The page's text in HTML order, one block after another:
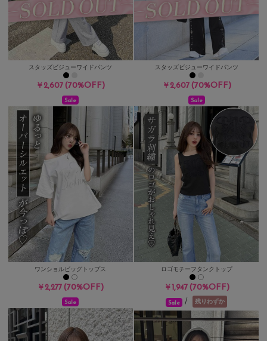
スタッズビジューワイドパンツ
￥2,607(70%OFF)
スタッズビジューワイドパンツ
￥2,607(70%OFF)
Sale
ワンショルビッグトップス
￥2,277(70%OFF)
Sale
ロゴモチーフタンクトップ
￥1,947(70%OFF)
Sale Sale / 残りわずか